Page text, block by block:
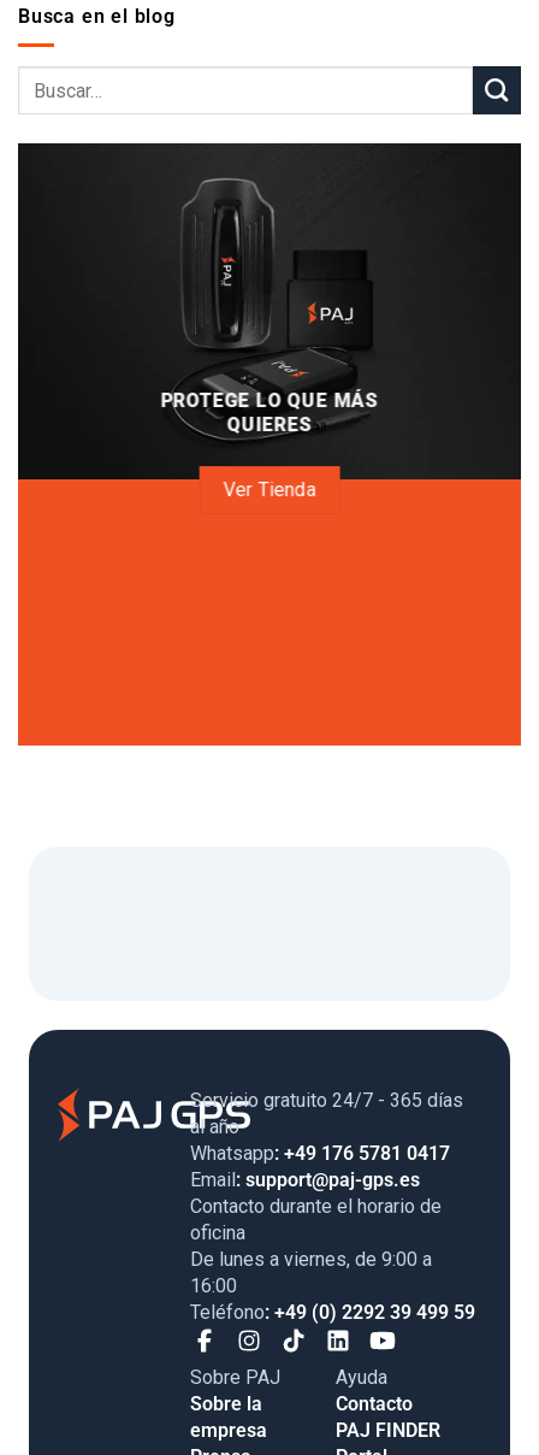
Busca en el blog
PROTEGE LO QUE MÁS
QUIERES
Ver Tienda
Servicio gratuito 24/7 - 365 días
al año
Whatsapp: +49 176 5781 0417
Email : support@paj-gps.es
Contacto durante el horario de
oficina
De lunes a viernes, de 9:00 a
16:00
Teléfono: +49 (0) 2292 39 499 59
Sobre PAJ
Sobre la
empresa
Ayuda
Contacto
PAJ FINDER